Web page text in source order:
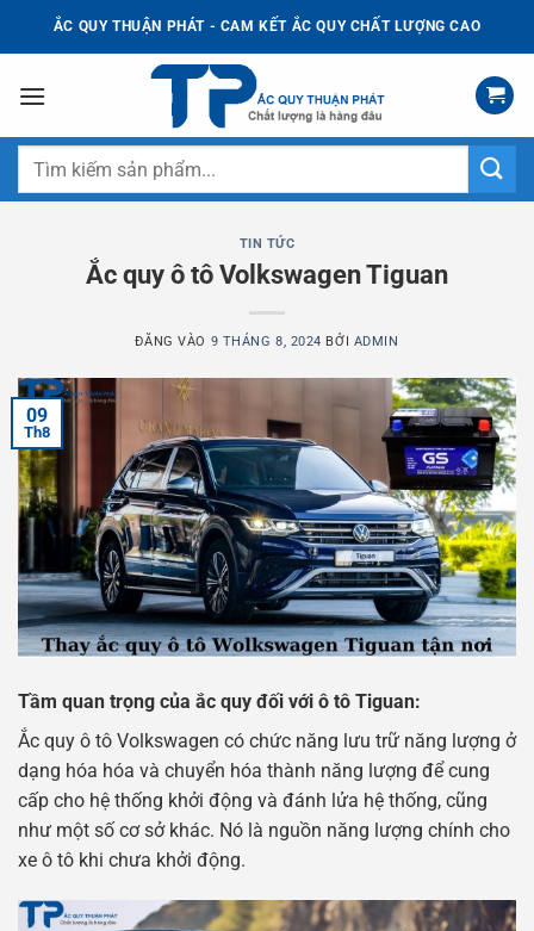
dung
ẮC QUY THUẬN PHÁT - CAM KẾT ẮC QUY CHẤT LƯỢNG CAO
Tìm
TIN TỨC
Ắc quy ô tô Volkswagen Tiguan
ĐĂNG VÀO 9 THÁNG 8, 2024 BỞI ADMIN
09
Th8
Tầm quan trọng của ắc quy đối với ô tô Tiguan:
Ắc quy ô tô Volkswagen có chức năng lưu trữ năng lượng ở
dạng hóa hóa và chuyển hóa thành năng lượng để cung
cấp cho hệ thống khởi động và đánh lửa hệ thống, cũng
như một số cơ sở khác. Nó là nguồn năng lượng chính cho
xe ô tô khi chưa khởi động.